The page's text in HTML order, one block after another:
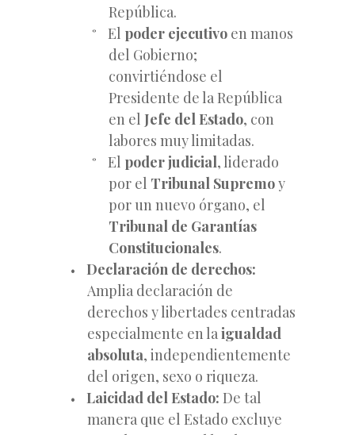
República.
El poder ejecutivo en manos
del Gobierno;
convirtiéndose el
Presidente de la República
en el Jefe del Estado, con
labores muy limitadas.
El poder judicial, liderado
por el Tribunal Supremoy
por un nuevo órgano, el
Tribunal de Garantías
Constitucionales.
Declaración de derechos:
Amplia declaración de
derechos y libertades centradas
especialmente en laigualdad
absoluta, independientemente
del origen, sexo o riqueza.
Laicidad del Estado: De tal
manera que el Estado excluye